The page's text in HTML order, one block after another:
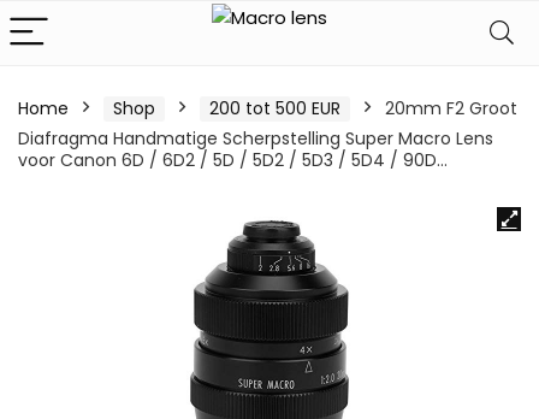
Home Shop 200 tot 500 EUR
20mm F2 Groot
Diafragma Handmatige Scherpstelling Super Macro Lens
voor Canon 6D / 6D2 / 5D / 5D2 / 5D3 / 5D4 / 90D…